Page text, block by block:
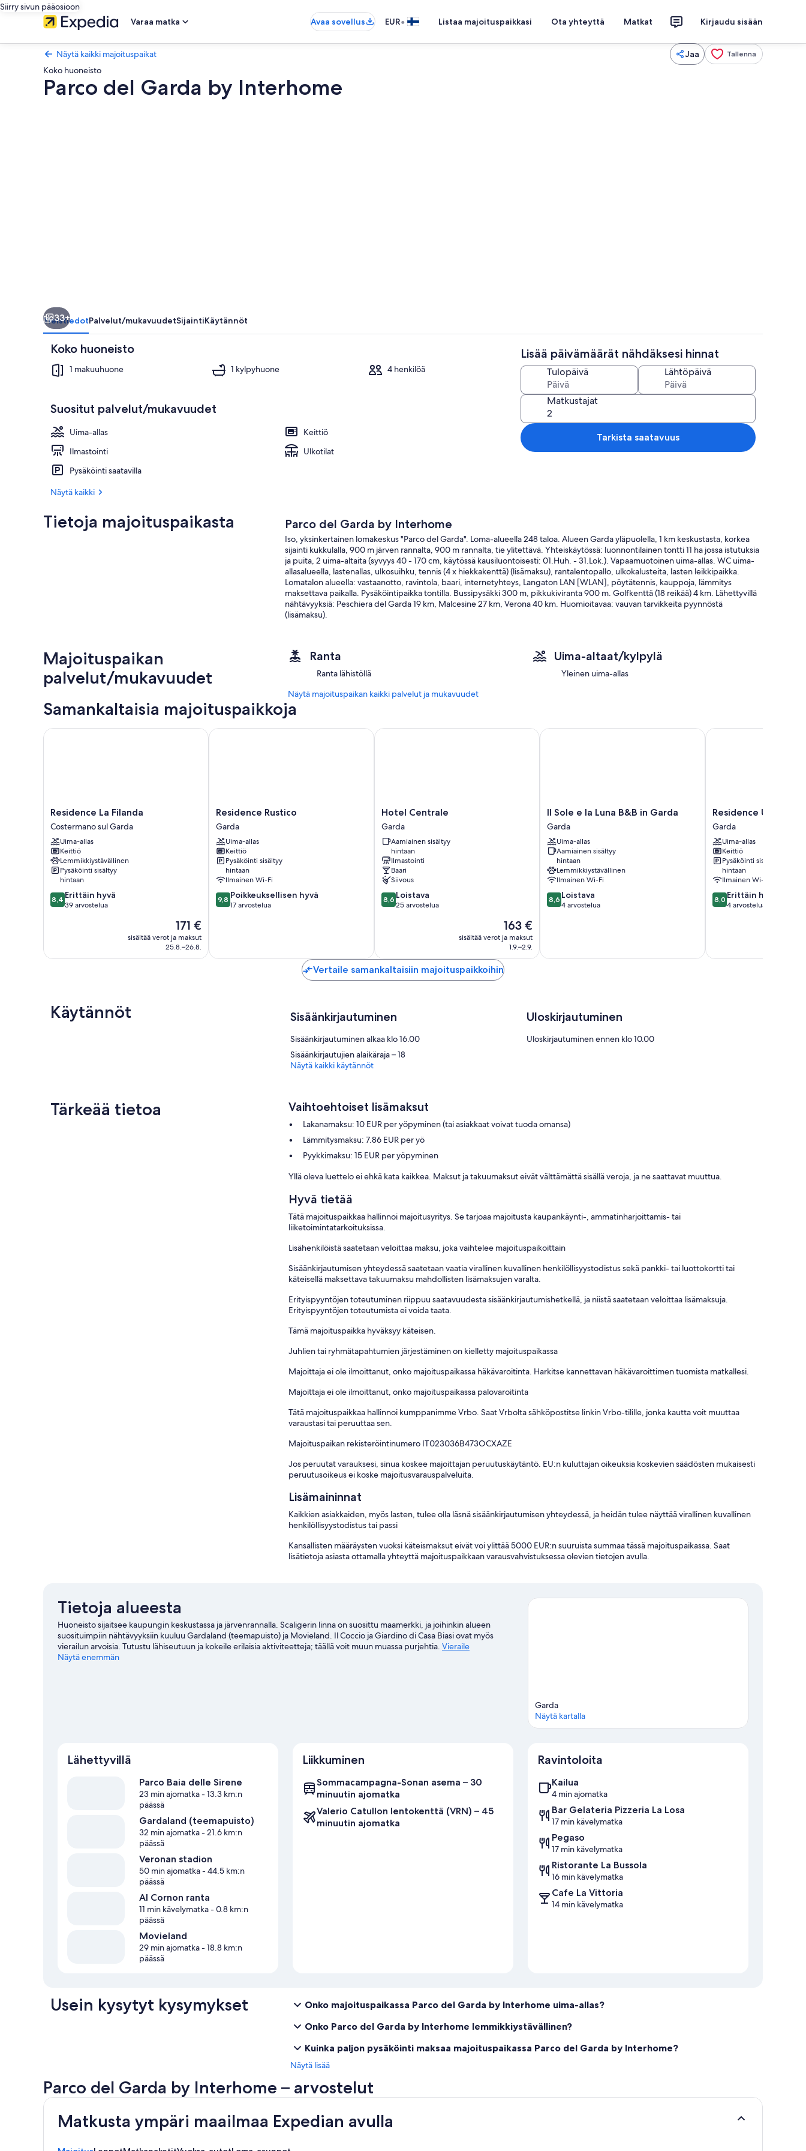
Siirry sivun pääosioon
Varaa matka
Avaa sovellus EUR• Listaa majoituspaikkasi Ota yhteyttä Matkat Kirjaudu sisään
Näytä kaikki majoituspaikat Jaa Tallenna
Koko huoneisto
Parco del Garda by Interhome
Huvivenesatama
33+
YleistiedotPalvelut/mukavuudetSijaintiKäytännöt
Koko huoneisto
1 makuuhuone 1 kylpyhuone 4 henkilöä
Suositut palvelut/mukavuudet
Uima-allas
Keittiö
Ilmastointi
Ulkotilat
Pysäköinti saatavilla
Näytä kaikki
Lisää päivämäärät nähdäksesi hinnat
Tulopäivä Lähtöpäivä
Matkustajat
Tarkista saatavuus
Tietoja majoituspaikasta Parco del Garda by Interhome
Iso, yksinkertainen lomakeskus "Parco del Garda". Loma-alueella 248 taloa. Alueen Garda yläpuolella, 1 km keskustasta, korkea
sijainti kukkulalla, 900 m järven rannalta, 900 m rannalta, tie ylitettävä. Yhteiskäytössä: luonnontilainen tontti 11 ha jossa istutuksia
ja puita, 2 uima-altaita (syvyys 40 - 170 cm, käytössä kausiluontoisesti: 01.Huh. - 31.Lok.). Vapaamuotoinen uima-allas. WC uima-
allasalueella, lastenallas, ulkosuihku, tennis (4 x hiekkakenttä) (lisämaksu), rantalentopallo, ulkokalusteita, lasten leikkipaikka.
Lomatalon alueella: vastaanotto, ravintola, baari, internetyhteys, Langaton LAN [WLAN], pöytätennis, kauppoja, lämmitys
maksettava paikalla. Pysäköintipaikka tontilla. Bussipysäkki 300 m, pikkukiviranta 900 m. Golfkenttä (18 reikää) 4 km. Lähettyvillä
nähtävyyksiä: Peschiera del Garda 19 km, Malcesine 27 km, Verona 40 km. Huomioitavaa: vauvan tarvikkeita pyynnöstä
(lisämaksu).
keittiö (2 induktioliesi, mikroaaltouuni). Suihku/bidet/WC. Lämmitys (lisämaksu), ilmastointilaite. Parveke tai
puutarhaistumapaikka. Terassikalusteita, parvekekalusteita. Käytettävissä: tallelokero. Pysäköintipaikka talon vieressä.
Huomioitavaa: savuton huoneisto. IT023036B473OCXAZE
Sisältyy hintaan:
Ilmastointi
ERV peruutusturvavakuutus
Pysäköintipaikka ulkona
Majoituspaikan
palvelut/mukavuudet
Ranta
Ranta lähistöllä
Uima-altaat/kylpylä
Yleinen uima-allas
Näytä majoituspaikan kaikki palvelut ja mukavuudet
Samankaltaisia majoituspaikkoja
Residence
La
Filanda
Costermano
sul
Garda
Residence La Filanda
Costermano sul Garda
Uima-allas
Keittiö
Lemmikkiystävällinen
Pysäköinti sisältyy
hintaan
8.4
kautta
arvostelua
8,4 Erittäin hyvä
39 arvostelua
Hinta
on
171 €
171 €
sisältää verot ja maksut
25.8.–26.8.
Residence La Filanda
Residence
Rustico
Garda
Residence Rustico
Garda
Uima-allas
Keittiö
Pysäköinti sisältyy
hintaan
Ilmainen Wi-Fi
9.8
kautta
arvostelua
9,8 Poikkeuksellisen hyvä
17 arvostelua
Residence Rustico
Hotel
Centrale
Garda
Hotel Centrale
Garda
Aamiainen sisältyy
hintaan
Ilmastointi
Baari
Siivous
8.6
kautta
8,6 Loistava
25 arvostelua
Hinta
on
163 €
163 €
sisältää verot ja maksut
1.9.–2.9.
Hotel Centrale
Il
Sole
e
la
Luna
B&B
in
Garda
Garda
Il Sole e la Luna B&B in Garda
Garda
Uima-allas
Aamiainen sisältyy
hintaan
Lemmikkiystävällinen
Ilmainen Wi-Fi
8.6
kautta
8,6 Loistava
4 arvostelua
Il Sole e la Luna B&B in Garda
Residence
Uliveto
Garda
Residence Uliveto
Garda
Uima-allas
Keittiö
Pysäköinti sisältyy
hintaan
Ilmainen Wi-Fi
8.0
kautta
arvostelua
8,0 Erittäin hyvä
4 arvostelua
Residence Uliveto
Vertaile samankaltaisiin majoituspaikkoihin
Käytännöt Sisäänkirjautuminen
Sisäänkirjautuminen alkaa klo 16.00
Sisäänkirjautujien alaikäraja – 18
Uloskirjautuminen
Uloskirjautuminen ennen klo 10.00
Näytä kaikki käytännöt
Tärkeää tietoa Vaihtoehtoiset lisämaksut
Lakanamaksu: 10 EUR per yöpyminen (tai asiakkaat voivat tuoda omansa)
Lämmitysmaksu: 7.86 EUR per yö
Pyykkimaksu: 15 EUR per yöpyminen
Yllä oleva luettelo ei ehkä kata kaikkea. Maksut ja takuumaksut eivät välttämättä sisällä veroja, ja ne saattavat muuttua.
Hyvä tietää
Tätä majoituspaikkaa hallinnoi majoitusyritys. Se tarjoaa majoitusta kaupankäynti-, ammatinharjoittamis- tai
liiketoimintatarkoituksissa.
Lisähenkilöistä saatetaan veloittaa maksu, joka vaihtelee majoituspaikoittain
Sisäänkirjautumisen yhteydessä saatetaan vaatia virallinen kuvallinen henkilöllisyystodistus sekä pankki- tai luottokortti tai
käteisellä maksettava takuumaksu mahdollisten lisämaksujen varalta.
Erityispyyntöjen toteutuminen riippuu saatavuudesta sisäänkirjautumishetkellä, ja niistä saatetaan veloittaa lisämaksuja.
Erityispyyntöjen toteutumista ei voida taata.
Tämä majoituspaikka hyväksyy käteisen.
Juhlien tai ryhmätapahtumien järjestäminen on kielletty majoituspaikassa
Majoittaja ei ole ilmoittanut, onko majoituspaikassa häkävaroitinta. Harkitse kannettavan häkävaroittimen tuomista matkallesi.
Majoittaja ei ole ilmoittanut, onko majoituspaikassa palovaroitinta
Tätä majoituspaikkaa hallinnoi kumppanimme Vrbo. Saat Vrbolta sähköpostitse linkin Vrbo-tilille, jonka kautta voit muuttaa
varaustasi tai peruuttaa sen.
Majoituspaikan rekisteröintinumero IT023036B473OCXAZE
Jos peruutat varauksesi, sinua koskee majoittajan peruutuskäytäntö. EU:n kuluttajan oikeuksia koskevien säädösten mukaisesti
peruutusoikeus ei koske majoitusvarauspalveluita.
Lisämaininnat
Kaikkien asiakkaiden, myös lasten, tulee olla läsnä sisäänkirjautumisen yhteydessä, ja heidän tulee näyttää virallinen kuvallinen
henkilöllisyystodistus tai passi
Kansallisten määräysten vuoksi käteismaksut eivät voi ylittää 5000 EUR:n suuruista summaa tässä majoituspaikassa. Saat
lisätietoja asiasta ottamalla yhteyttä majoituspaikkaan varausvahvistuksessa olevien tietojen avulla.
Tietoja alueesta
Huoneisto sijaitsee kaupungin keskustassa ja järvenrannalla. Scaligerin linna on suosittu maamerkki, ja joihinkin alueen
suosituimpiin nähtävyyksiin kuuluu Gardaland (teemapuisto) ja Movieland. Il Coccio ja Giardino di Casa Biasi ovat myös
vierailun arvoisia. Tutustu lähiseutuun ja kokeile erilaisia aktiviteetteja; täällä voit muun muassa purjehtia. Vieraile
matkaoppaassamme kohteeseen Garda
Näytä enemmän
Garda
Näytä kartalla
Lähettyvillä
Parco Baia delle Sirene
23 min ajomatka- 13.3 km:n
päässä
Gardaland (teemapuisto)
32 min ajomatka- 21.6 km:n
päässä
Veronan stadion
50 min ajomatka- 44.5 km:n
päässä
Al Cornon ranta
11 min kävelymatka- 0.8 km:n
päässä
Movieland
29 min ajomatka- 18.8 km:n
päässä
Liikkuminen
Sommacampagna-Sonan asema – 30
minuutin ajomatka
Valerio Catullon lentokenttä (VRN) – 45
minuutin ajomatka
Ravintoloita
Kailua
4 min ajomatka
Bar Gelateria Pizzeria La Losa
17 min kävelymatka
Pegaso
17 min kävelymatka
Ristorante La Bussola
16 min kävelymatka
Cafe La Vittoria
14 min kävelymatka
Usein kysytyt kysymykset
Onko majoituspaikassa Parco del Garda by Interhome uima-allas?
Onko Parco del Garda by Interhome lemmikkiystävällinen?
Kuinka paljon pysäköinti maksaa majoituspaikassa Parco del Garda by Interhome?
Näytä lisää
Parco del Garda by Interhome – arvostelut
Matkusta ympäri maailmaa Expedian avulla